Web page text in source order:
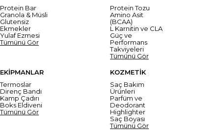
Protein Bar
Granola & Müsli
Glutensiz
Ekmekler
Yulaf Ezmesi
Tümünü Gör
Protein Tozu
Amino Asit
(BCAA)
L Karnitin ve CLA
Güç ve
Performans
Takviyeleri
Tümünü Gör
EKİPMANLAR
Termoslar
Direnç Bandı
Kamp Çadırı
Boks Eldiveni
Tümünü Gör
KOZMETİK
Saç Bakım
Ürünleri
Parfüm ve
Deodorant
Highlighter
Saç Boyası
Tümünü Gör